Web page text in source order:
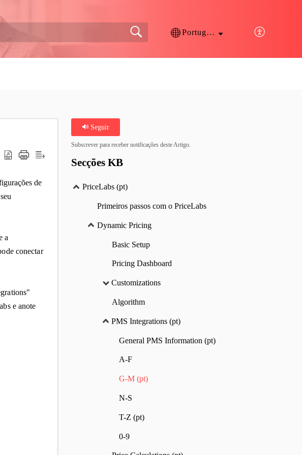
Português
de
a
conectar
e anote
Seguir
Subscrever para receber notificações deste Artigo.
Secções KB
PriceLabs (pt)
Primeiros passos com o PriceLabs
Dynamic Pricing
Basic Setup
Pricing Dashboard
Customizations
Algorithm
PMS Integrations (pt)
General PMS Information (pt)
A-F
G-M (pt)
N-S
T-Z (pt)
0-9